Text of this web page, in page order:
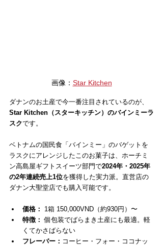
画像： Star Kitchen
ダナンのお土産で今一番注目されているのが、
Star Kitchen（スターキッチン）のバインミーラ
スクです。
ベトナムの国民食「バインミー」のバゲットを
ラスクにアレンジしたこのお菓子は、ホーチミ
ン高島屋ギフトスイーツ部門で2024年・2025年
の2年連続売上1位を獲得した実力派。直営店の
ダナン大聖堂店でも購入可能です。
価格：
1箱 150,000VND（約930円）〜
特徴： 個包装でばらまき土産にも最適。軽
くてかさばらない
フレーバー： コーヒー・フォー・ココナッ